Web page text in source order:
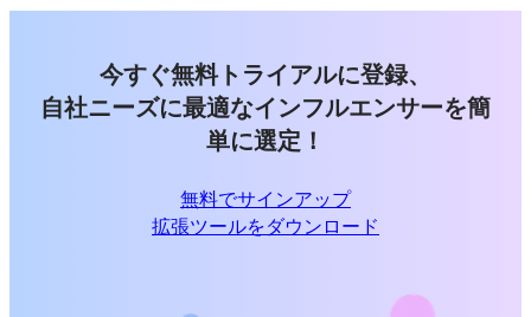
今すぐ無料トライアルに登録、
自社ニーズに最適なインフルエンサーを簡
単に選定！
無料でサインアップ
拡張ツールをダウンロード